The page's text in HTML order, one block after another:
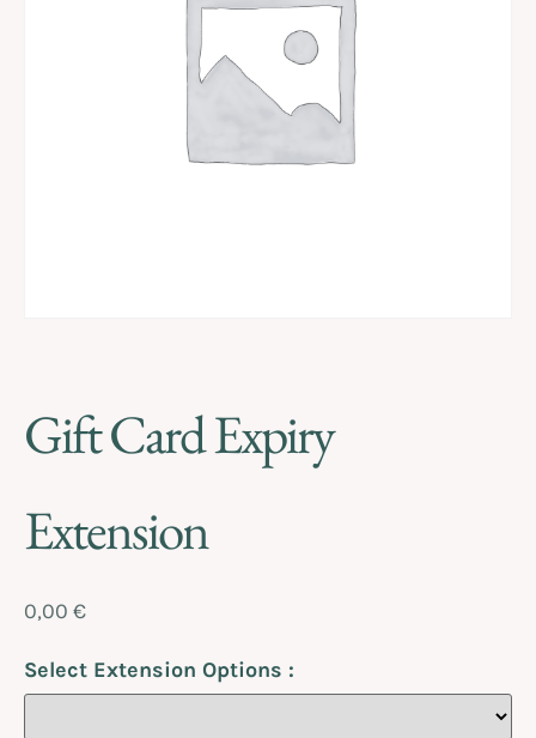
Gift Card Expiry
Extension
0,00 €
Select Extension Options :